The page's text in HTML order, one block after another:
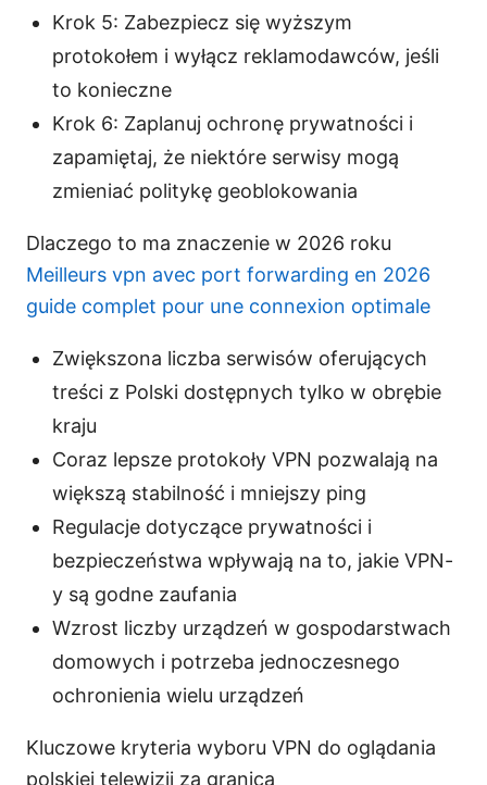
Krok 5: Zabezpiecz się wyższym
protokołem i wyłącz reklamodawców, jeśli
to konieczne
Krok 6: Zaplanuj ochronę prywatności i
zapamiętaj, że niektóre serwisy mogą
zmieniać politykę geoblokowania
Dlaczego to ma znaczenie w 2026 roku
Meilleurs vpn avec port forwarding en 2026
guide complet pour une connexion optimale
Zwiększona liczba serwisów oferujących
treści z Polski dostępnych tylko w obrębie
kraju
Coraz lepsze protokoły VPN pozwalają na
większą stabilność i mniejszy ping
Regulacje dotyczące prywatności i
bezpieczeństwa wpływają na to, jakie VPN-
y są godne zaufania
Wzrost liczby urządzeń w gospodarstwach
domowych i potrzeba jednoczesnego
ochronienia wielu urządzeń
Kluczowe kryteria wyboru VPN do oglądania
polskiej telewizji za granicą